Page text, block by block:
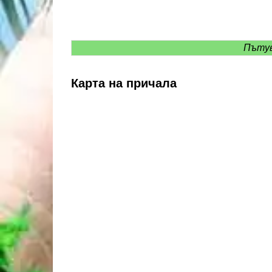
Карта на причала